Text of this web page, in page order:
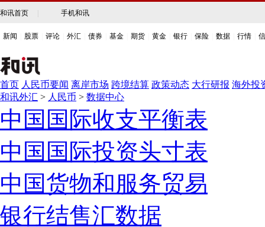
和讯首页 手机和讯
新闻 股票 评论 外汇 债券 基金 期货 黄金 银行 保险 数据 行情
首页 人民币要闻 离岸市场 跨境结算 政策动态 大行研报 海外投
和讯外汇 > 人民币 > 数据中心
中国国际收支平衡表
中国国际投资头寸表
中国货物和服务贸易
银行结售汇数据